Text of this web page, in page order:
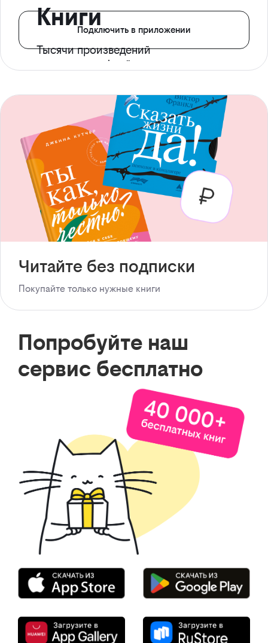
Книги
Тысячи произведений
с доступом офлайн
Подключить в приложении
Читайте без подписки
Покупайте только нужные книги
Попробуйте наш
сервис бесплатно